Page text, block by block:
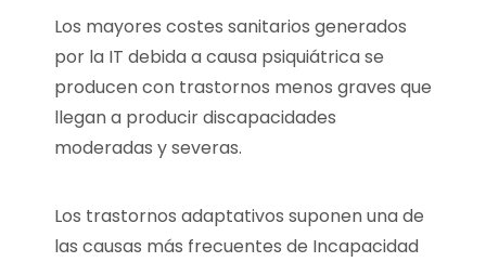
Los mayores costes sanitarios generados
por la IT debida a causa psiquiátrica se
producen con trastornos menos graves que
llegan a producir discapacidades
moderadas y severas.
Los trastornos adaptativos suponen una de
las causas más frecuentes de Incapacidad